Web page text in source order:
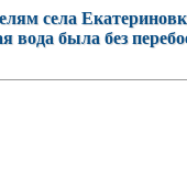
села
вода была без